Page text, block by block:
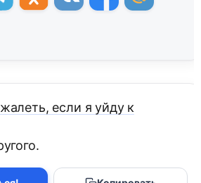
если я уйду к